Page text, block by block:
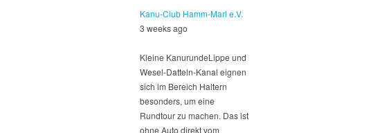
Kanu-Club Hamm-Marl e.V.
3 weeks ago
Kleine KanurundeLippe und
Wesel-Datteln-Kanal eignen
sich im Bereich Haltern
besonders, um eine
Rundtour zu machen. Das ist
ohne Auto direkt vom